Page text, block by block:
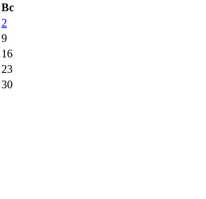
Вс
2
9
16
23
30